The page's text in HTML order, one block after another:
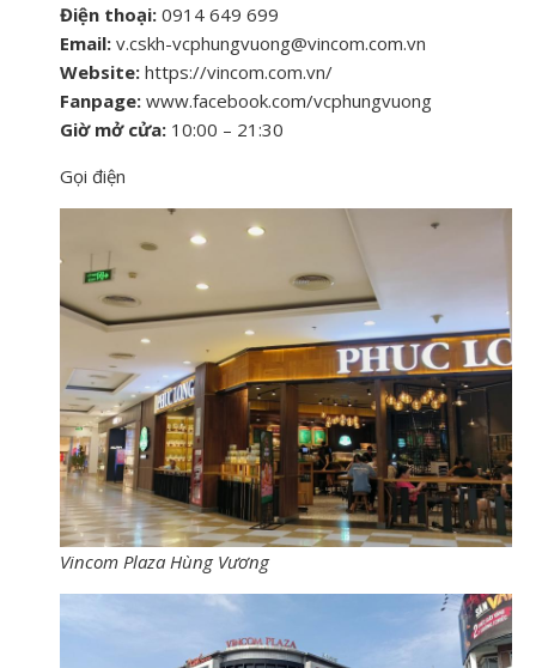
Điện thoại: 0914 649 699
Email: v.cskh-vcphungvuong@vincom.com.vn
Website: https://vincom.com.vn/
Fanpage: www.facebook.com/vcphungvuong
Giờ mở cửa: 10:00 – 21:30
Gọi điện
Vincom Plaza Hùng Vương